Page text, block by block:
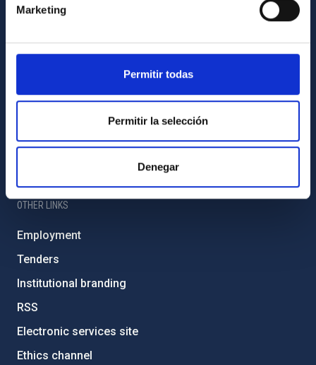
Marketing
Permitir todas
Permitir la selección
Denegar
IAC Friends
IAC PORTAL
Privacy policy
Cookies policy
OTHER LINKS
Employment
Tenders
Institutional branding
RSS
Electronic services site
Ethics channel